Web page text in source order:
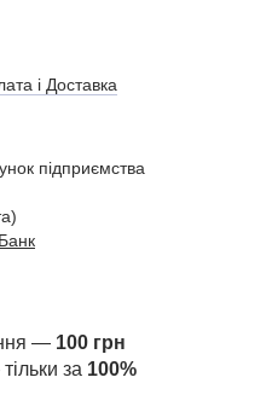
і Доставка
підприємства
— 100 грн
за 100%